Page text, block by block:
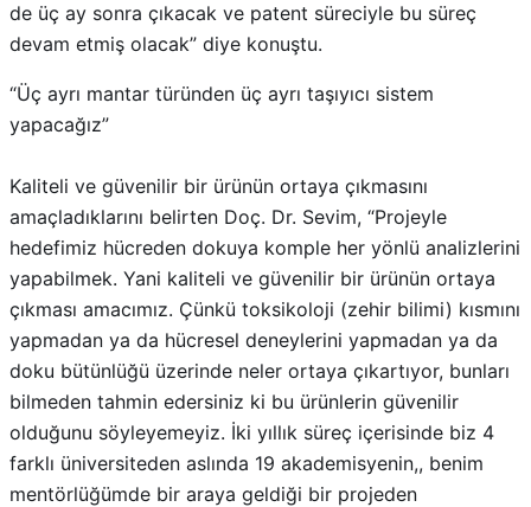
de üç ay sonra çıkacak ve patent süreciyle bu süreç
devam etmiş olacak” diye konuştu.
“Üç ayrı mantar türünden üç ayrı taşıyıcı sistem
yapacağız”
Kaliteli ve güvenilir bir ürünün ortaya çıkmasını
amaçladıklarını belirten Doç. Dr. Sevim, “Projeyle
hedefimiz hücreden dokuya komple her yönlü analizlerini
yapabilmek. Yani kaliteli ve güvenilir bir ürünün ortaya
çıkması amacımız. Çünkü toksikoloji (zehir bilimi) kısmını
yapmadan ya da hücresel deneylerini yapmadan ya da
doku bütünlüğü üzerinde neler ortaya çıkartıyor, bunları
bilmeden tahmin edersiniz ki bu ürünlerin güvenilir
olduğunu söyleyemeyiz. İki yıllık süreç içerisinde biz 4
farklı üniversiteden aslında 19 akademisyenin,, benim
mentörlüğümde bir araya geldiği bir projeden